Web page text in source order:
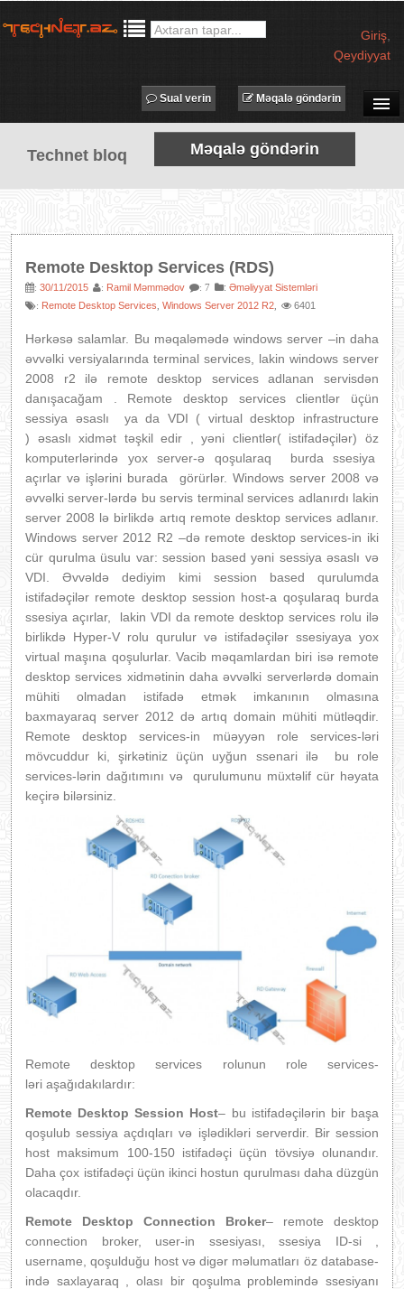
Giriş
Qeydiyyat
SUAL-CAVAB
TECHNET TV
MƏQALƏLƏR
PROQRAMLAR
AVADANLIQLAR
IT LÜĞƏT
XƏBƏRLƏR
Məqalə göndərin
Sual verin
Technet bloq Məqalə göndərin
Remote Desktop Services (RDS)
: 30/11/2015 : Ramil Məmmədov : 7 : Əməliyyat Sistemləri
: Remote Desktop Services Windows Server 2012 R2 6401
Hərkəsə salamlar. Bu məqaləmədə windows server –in daha
əvvəlki versiyalarında terminal services, lakin windows server
2008 r2 ilə remote desktop services adlanan servisdən
danışacağam . Remote desktop services clientlər üçün
sessiya əsaslı ya da VDI ( virtual desktop infrastructure
) əsaslı xidmət təşkil edir , yəni clientlər( istifadəçilər) öz
komputerlərində yox server-ə qoşularaq burda ssesiya
açırlar və işlərini burada görürlər. Windows server 2008 və
əvvəlki server-lərdə bu servis terminal services adlanırdı lakin
server 2008 lə birlikdə artıq remote desktop services adlanır.
Windows server 2012 R2 –də remote desktop services-in iki
cür qurulma üsulu var: session based yəni sessiya əsaslı və
VDI. Əvvəldə dediyim kimi session based qurulumda
istifadəçilər remote desktop session host-a qoşularaq burda
ssesiya açırlar, lakin VDI da remote desktop services rolu ilə
birlikdə Hyper-V rolu qurulur və istifadəçilər ssesiyaya yox
virtual maşına qoşulurlar. Vacib məqamlardan biri isə remote
desktop services xidmətinin daha əvvəlki serverlərdə domain
mühiti olmadan istifadə etmək imkanının olmasına
baxmayaraq server 2012 də artıq domain mühiti mütləqdir.
Remote desktop services-in müəyyən role services-ləri
mövcuddur ki, şirkətiniz üçün uyğun ssenari ilə bu role
services-lərin dağıtımını və qurulumunu müxtəlif cür həyata
keçirə bilərsiniz.
Remote desktop services rolunun role services-
ləri aşağıdakılardır:
Remote Desktop Session Host– bu istifadəçilərin bir başa
qoşulub sessiya açdıqları və işlədikləri serverdir. Bir session
host maksimum 100-150 istifadəçi üçün tövsiyə olunandır.
Daha çox istifadəçi üçün ikinci hostun qurulması daha düzgün
olacaqdır.
Remote Desktop Connection Broker– remote desktop
connection broker, user-in ssesiyası, ssesiya ID-si ,
username, qoşulduğu host və digər məlumatları öz database-
ində saxlayaraq , olası bir qoşulma problemində ssesiyanı